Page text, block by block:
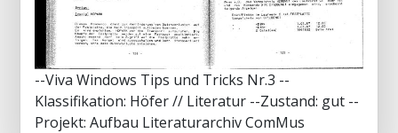
--Viva Windows Tips und Tricks Nr.3 --
Klassifikation: Höfer // Literatur --Zustand: gut --
Projekt: Aufbau Literaturarchiv ComMus